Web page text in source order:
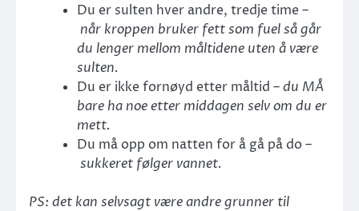
Du er sulten hver andre, tredje time –
når kroppen bruker fett som fuel så går
du lenger mellom måltidene uten å være
sulten.
Du er ikke fornøyd etter måltid –du MÅ
bare ha noe etter middagen selv om du er
mett.
Du må opp om natten for å gå på do –
sukkeret følger vannet.
PS: det kan selvsagt være andre grunner til